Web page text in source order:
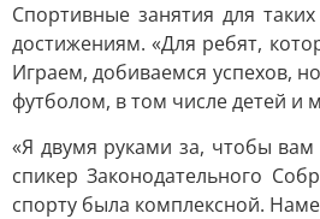
Спортивные занятия для
достижениям. «Для ребят,
Играем, добиваемся успехов,
футболом, в том числе детей и
«Я двумя руками за, чтобы
спикер Законодательного
спорту была комплексной.